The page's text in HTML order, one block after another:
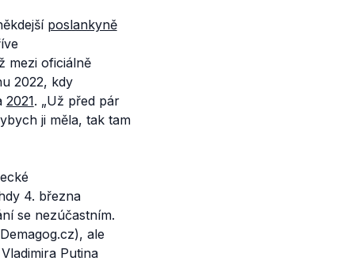
poslankyně
mezi oficiálně
2022, kdy
2021. „Už před pár
ji měla, tak tam
4. března
se nezúčastním.
, ale
Putina